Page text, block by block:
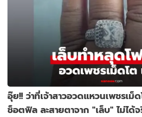
อุ๊ย!! ว่าที่เจ้าสาวอวดแหวนเพชรเม็
ช็อตฟิล ละสายตาจาก "เล็บ" ไม่ได้